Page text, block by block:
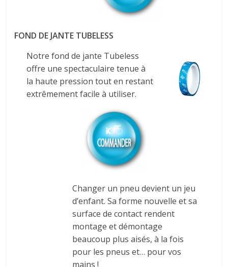
FOND DE JANTE TUBELESS
Notre fond de jante Tubeless
offre une spectaculaire tenue à
la haute pression tout en restant
extrêmement facile à utiliser.
Changer un pneu devient un jeu
d’enfant. Sa forme nouvelle et sa
surface de contact rendent
montage et démontage
beaucoup plus aisés, à la fois
pour les pneus et… pour vos
mains !